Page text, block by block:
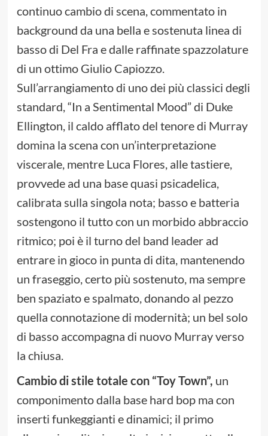
continuo cambio di scena, commentato in
background da una bella e sostenuta linea di
basso di Del Fra e dalle raffinate spazzolature
di un ottimo Giulio Capiozzo.
Sull’arrangiamento di uno dei più classici degli
standard, “In a Sentimental Mood” di Duke
Ellington, il caldo afflato del tenore di Murray
domina la scena con un’interpretazione
viscerale, mentre Luca Flores, alle tastiere,
provvede ad una base quasi psicadelica,
calibrata sulla singola nota; basso e batteria
sostengono il tutto con un morbido abbraccio
ritmico; poi è il turno del band leader ad
entrare in gioco in punta di dita, mantenendo
un fraseggio, certo più sostenuto, ma sempre
ben spaziato e spalmato, donando al pezzo
quella connotazione di modernità; un bel solo
di basso accompagna di nuovo Murray verso
la chiusa.
Cambio di stile totale con “Toy Town”, un
componimento dalla base hard bop ma con
inserti funkeggianti e dinamici; il primo